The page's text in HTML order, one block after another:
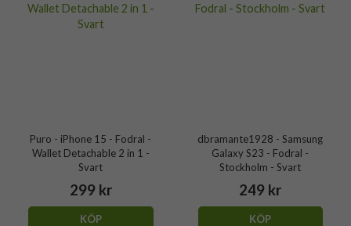
Puro - iPhone 15 - Fodral -
Wallet Detachable 2 in 1 -
Svart
299 kr
KÖP
dbramante1928 - Samsung
Galaxy S23 - Fodral -
Stockholm - Svart
249 kr
KÖP